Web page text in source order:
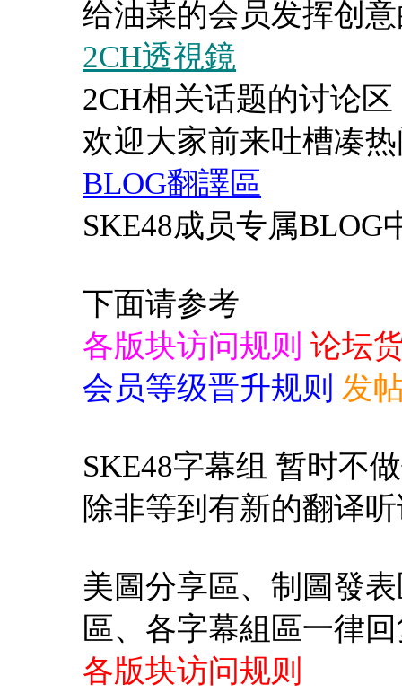
给油菜的会员发挥创
2CH透視鏡
2CH相关话题的讨论
欢迎大家前来吐槽凑
BLOG翻譯區
SKE48成员专属BLOG
下面请参考
各版块访问规则 论坛
会员等级晋升规则 发
SKE48字幕组 暂时不
除非等到有新的翻译
美圖分享區、制圖發
區、各字幕組區一律
各版块访问规则